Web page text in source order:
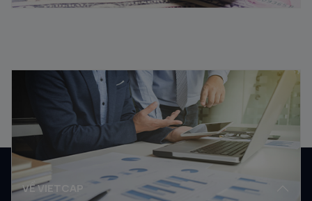
Vốn lưu động là gì? Ý nghĩa vốn lưu động trong kinh
08/08/2025
VỀ VIETCAP